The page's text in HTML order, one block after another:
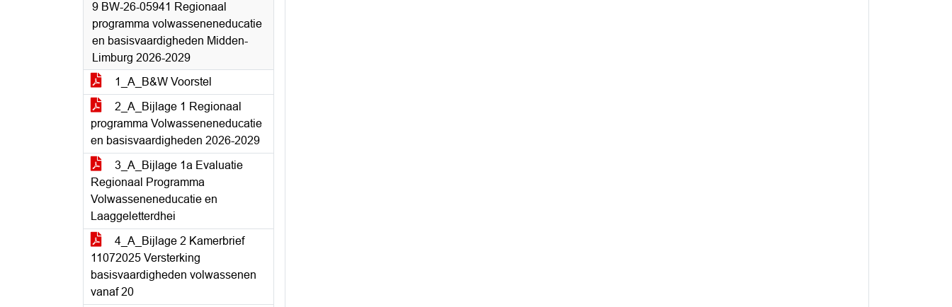
9 BW-26-05941 Regionaal
programma volwasseneneducatie
en basisvaardigheden Midden-
Limburg 2026-2029
1_A_B&W Voorstel
2_A_Bijlage 1 Regionaal
programma Volwasseneneducatie
en basisvaardigheden 2026-2029
3_A_Bijlage 1a Evaluatie
Regionaal Programma
Volwasseneneducatie en
Laaggeletterdhei
4_A_Bijlage 2 Kamerbrief
11072025 Versterking
basisvaardigheden volwassenen
vanaf 20